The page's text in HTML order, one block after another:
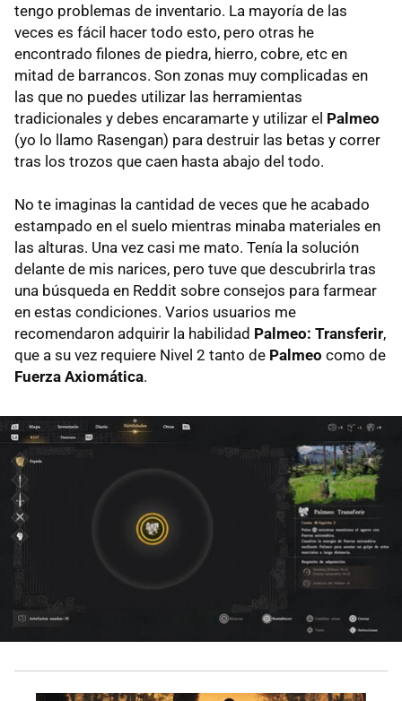
tengo problemas de inventario. La mayoría de las
veces es fácil hacer todo esto, pero otras he
encontrado filones de piedra, hierro, cobre, etc en
mitad de barrancos. Son zonas muy complicadas en
las que no puedes utilizar las herramientas
tradicionales y debes encaramarte y utilizar el Palmeo
(yo lo llamo Rasengan) para destruir las betas y correr
tras los trozos que caen hasta abajo del todo.
No te imaginas la cantidad de veces que he acabado
estampado en el suelo mientras minaba materiales en
las alturas. Una vez casi me mato. Tenía la solución
delante de mis narices, pero tuve que descubrirla tras
una búsqueda en Reddit sobre consejos para farmear
en estas condiciones. Varios usuarios me
recomendaron adquirir la habilidad Palmeo: Transferir,
que a su vez requiere Nivel 2 tanto de Palmeo como de
Fuerza Axiomática.